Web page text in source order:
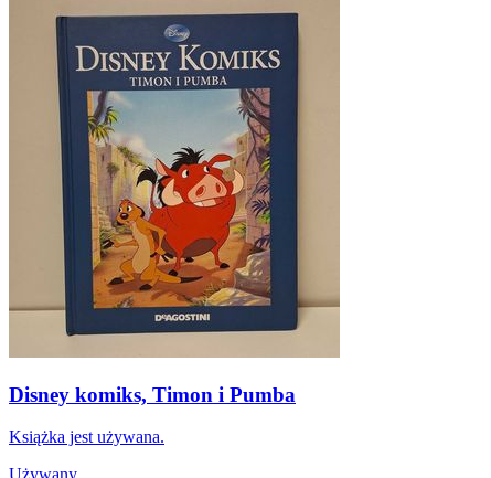
Disney komiks, Timon i Pumba
Książka jest używana.